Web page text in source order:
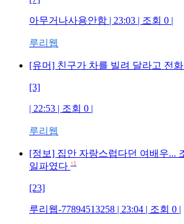
아무거나사용안함 | 23:03 | 조회 0 |
루리웹
[유머] 친구가 차를 빌려 달라고 전
[3]
| 22:53 | 조회 0 |
루리웹
[정보] 집안 자랑스럽다던 여배우...
일파였다 +1
[23]
루리웹-77894513258 | 23:04 | 조회 0 |